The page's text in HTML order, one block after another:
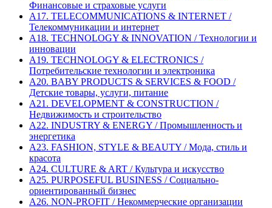
Финансовые и страховые услуги
A17. TELECOMMUNICATIONS & INTERNET /
Телекоммуникации и интернет
A18. TECHNOLOGY & INNOVATION / Технологии и
инновации
A19. TECHNOLOGY & ELECTRONICS /
Потребительские технологии и электроника
A20. BABY PRODUCTS & SERVICES & FOOD /
Детские товары, услуги, питание
A21. DEVELOPMENT & CONSTRUCTION /
Недвижимость и строительство
A22. INDUSTRY & ENERGY / Промышленность и
энергетика
A23. FASHION, STYLE & BEAUTY / Мода, стиль и
красота
A24. CULTURE & ART / Культура и искусство
A25. PURPOSEFUL BUSINESS / Социально-
ориентированный бизнес
A26. NON-PROFIT / Некоммерческие организации